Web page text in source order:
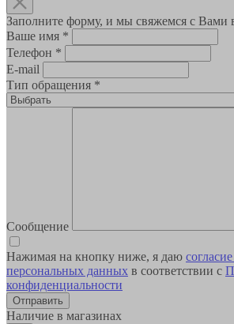
Заполните форму, и мы свяжемся с Вами
Ваше имя *
Телефон *
E-mail
Тип обращения *
Сообщение
Нажимая на кнопку ниже, я даю
персональных данных в соответствии с
конфиденциальности
Наличие в магазинах